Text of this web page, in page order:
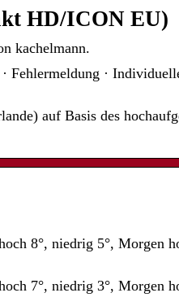
HD/ICON EU)
kachelmann.
Fehlermeldung ·
auf Basis des
8°, niedrig 5°, Morgen
7°, niedrig 3°, Morgen